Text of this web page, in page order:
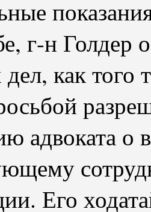
г-н Голдер
как
адвоката о
Его